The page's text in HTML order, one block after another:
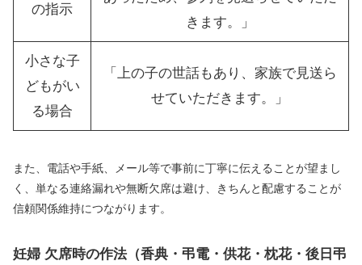
の指示
きます。」
小さな子
どもがい
る場合
「上の子の世話もあり、家族で見送ら
せていただきます。」
また、電話や手紙、メール等で事前に丁寧に伝えることが望まし
く、単なる連絡漏れや無断欠席は避け、きちんと配慮することが
信頼関係維持につながります。
妊婦 欠席時の作法（香典・弔電・供花・枕花・後日弔